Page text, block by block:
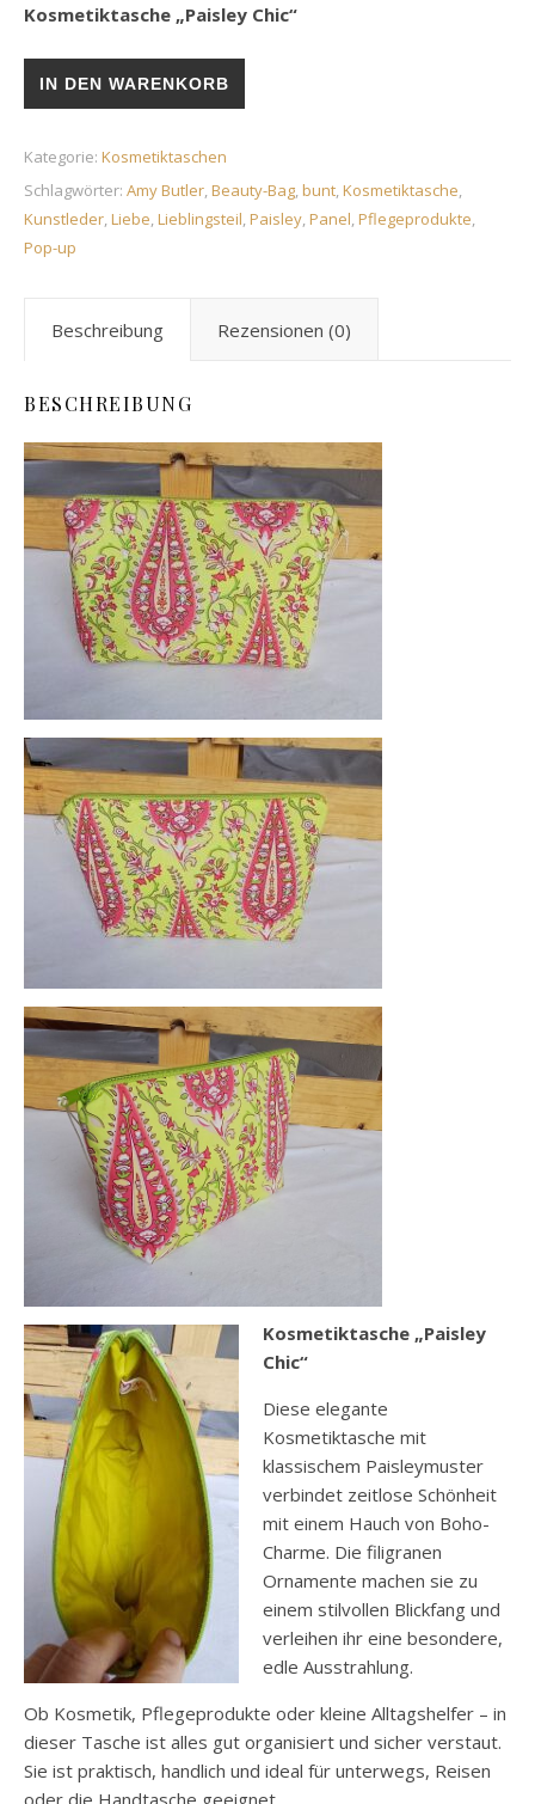
Kosmetiktasche „Paisley Chic“
IN DEN WARENKORB
Kategorie: Kosmetiktaschen
Schlagwörter: Amy Butler,Beauty-Bag,bunt,Kosmetiktasche,
Kunstleder,Liebe,Lieblingsteil,Paisley,Panel,Pflegeprodukte,
Pop-up
Beschreibung Rezensionen (0)
BESCHREIBUNG
Kosmetiktasche „Paisley
Chic“
Diese elegante
Kosmetiktasche mit
klassischem Paisleymuster
verbindet zeitlose Schönheit
mit einem Hauch von Boho-
Charme. Die filigranen
Ornamente machen sie zu
einem stilvollen Blickfang und
verleihen ihr eine besondere,
edle Ausstrahlung.
Ob Kosmetik, Pflegeprodukte oder kleine Alltagshelfer – in
dieser Tasche ist alles gut organisiert und sicher verstaut.
Sie ist praktisch, handlich und ideal für unterwegs, Reisen
oder die Handtasche geeignet.